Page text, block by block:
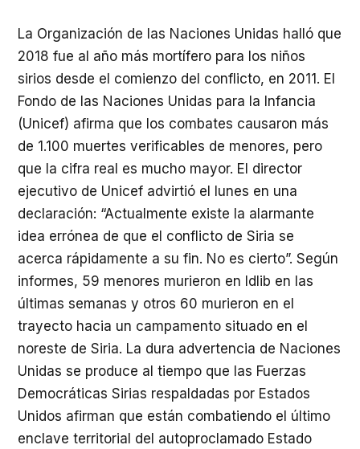
La Organización de las Naciones Unidas halló que
2018 fue al año más mortífero para los niños
sirios desde el comienzo del conflicto, en 2011. El
Fondo de las Naciones Unidas para la Infancia
(Unicef) afirma que los combates causaron más
de 1.100 muertes verificables de menores, pero
que la cifra real es mucho mayor. El director
ejecutivo de Unicef advirtió el lunes en una
declaración: “Actualmente existe la alarmante
idea errónea de que el conflicto de Siria se
acerca rápidamente a su fin. No es cierto”. Según
informes, 59 menores murieron en Idlib en las
últimas semanas y otros 60 murieron en el
trayecto hacia un campamento situado en el
noreste de Siria. La dura advertencia de Naciones
Unidas se produce al tiempo que las Fuerzas
Democráticas Sirias respaldadas por Estados
Unidos afirman que están combatiendo el último
enclave territorial del autoproclamado Estado